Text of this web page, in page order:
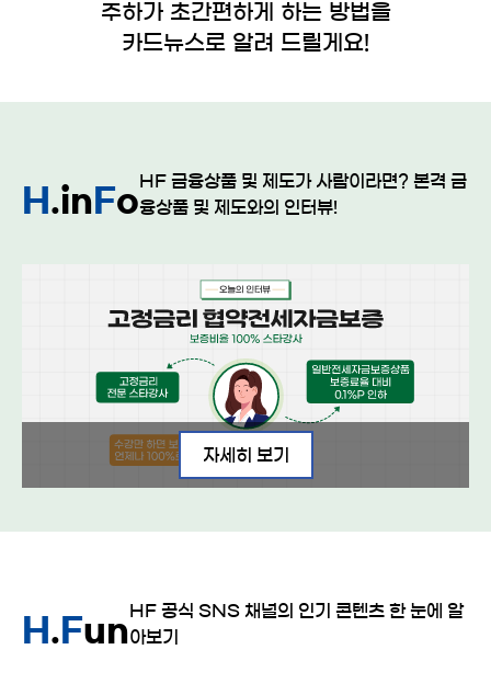
주하가 초간편하게 하는 방법을
카드뉴스로 알려 드릴게요!
H .in Fo
HF 금융상품 및 제도가 사람이라면? 본격 금
융상품 및 제도와의 인터뷰!
자세히 보기
H . Fun
HF 공식 SNS 채널의 인기 콘텐츠 한 눈에 알
아보기